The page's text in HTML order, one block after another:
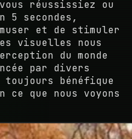
réussissiez ou
secondes,
et de stimuler
visuelles nous
du monde
par divers
bénéfique
ce que nous voyons